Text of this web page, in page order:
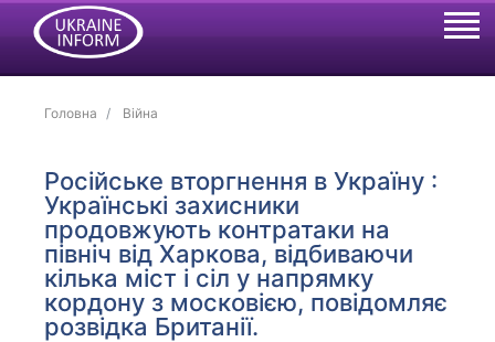
Головна Війна
Російське вторгнення в Україну :
Українські захисники
продовжують контратаки на
північ від Харкова, відбиваючи
кілька міст і сіл у напрямку
кордону з московією, повідомляє
розвідка Британії.